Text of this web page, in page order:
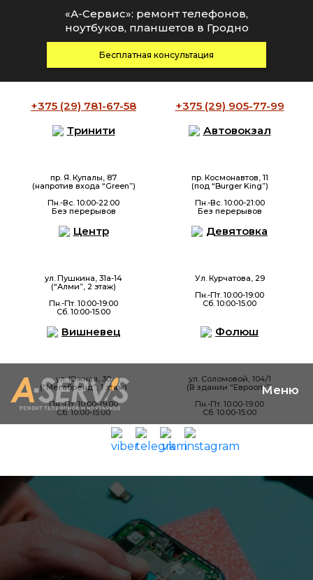
+375 (29) 781-67-58 +375 (29) 905-77-99
Тринити
пр. Я. Купалы, 87
(напротив входа “Green”)
Пн.-Вс. 10:00-22:00
Без перерывов
Автовокзал
пр. Космонавтов, 11
(под “Burger King”)
Пн.-Вс. 10:00-21:00
Без перерывов
Центр
ул. Пушкина, 31а-14
(“Алми”, 2 этаж)
Пн.-Пт. 10:00-19:00
Сб. 10:00-15:00
Девятовка
Ул. Курчатова, 29
Пн.-Пт. 10:00-19:00
Сб. 10:00-15:00
Вишневец
ул. Южная, 30
(“Мегабренд”, 1 этаж)
Пн.-Пт. 10:00-19:00
Сб. 10:00-15:00
Фолюш
ул. Соломовой, 104/1
(В здании “Евроопт”)
Пн.-Пт. 10:00-19:00
Сб. 10:00-15:00
«А-Сервис»: ремонт телефонов,
ноутбуков, планшетов в Гродно
Бесплатная консультация